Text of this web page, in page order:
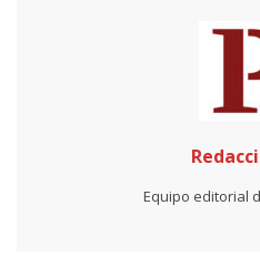
Equipo editorial